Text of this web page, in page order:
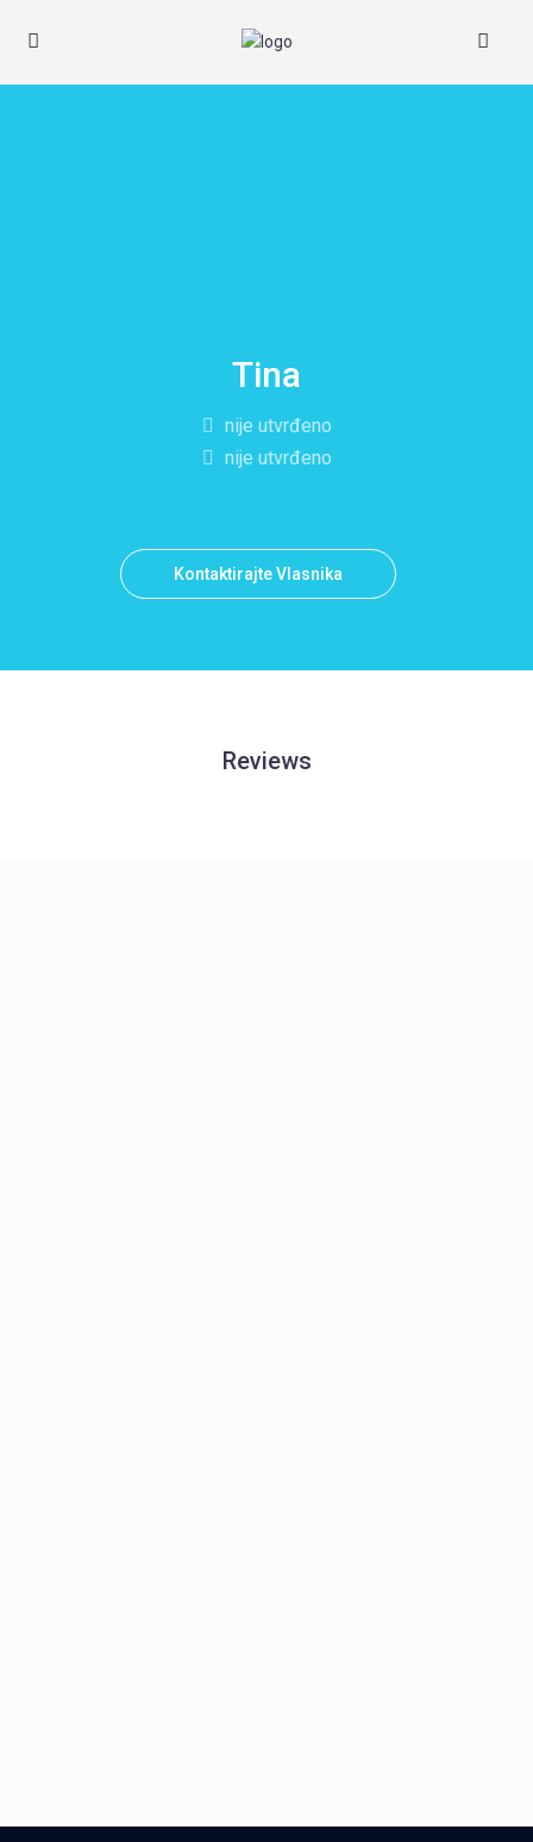
Tina
nije utvrđeno
nije utvrđeno
Kontaktirajte Vlasnika
Reviews